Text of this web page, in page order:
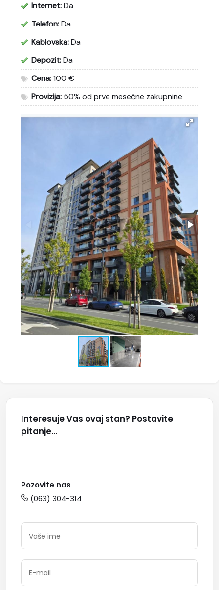
Internet:Da
Telefon:Da
Kablovska:Da
Depozit:Da
Cena:100 €
Provizija: 50% od prve mesečne zakupnine
Interesuje Vas ovaj stan? Postavite
pitanje...
Pozovite nas
(063) 304-314